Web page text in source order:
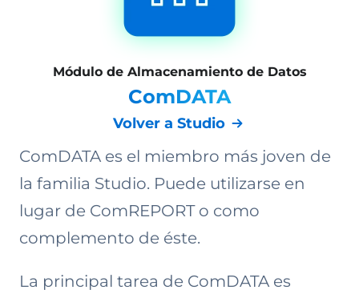
Módulo de Almacenamiento de Datos
ComDATA
Volver a Studio
ComDATA es el miembro más joven de
la familia Studio. Puede utilizarse en
lugar de ComREPORT o como
complemento de éste.
La principal tarea de ComDATA es